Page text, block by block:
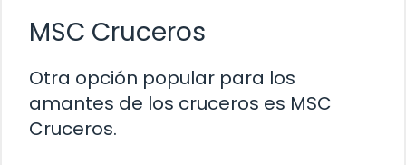
MSC Cruceros
Otra opción popular para los
amantes de los cruceros es MSC
Cruceros.